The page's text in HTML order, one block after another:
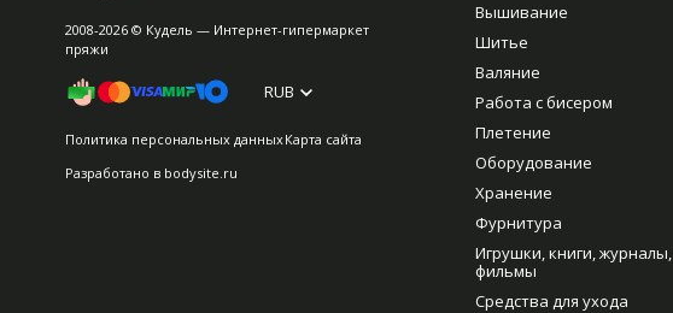
2008-2026 © Кудель — Интернет-гипермаркет
пряжи
RUB
Политика персональных данныхКарта сайта
Разработано в bodysite.ru
Вышивание
Шитье
Валяние
Работа с бисером
Плетение
Оборудование
Хранение
Фурнитура
Игрушки, книги, журналы,
фильмы
Средства для ухода